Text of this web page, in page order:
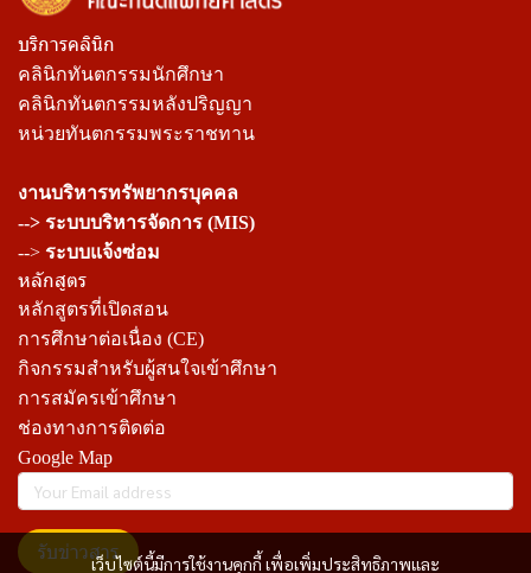
เว็บไซต์นี้มีการใช้งานคุกกี้ เพื่อเพิ่มประสิทธิภาพและ
บริการคลินิก
คลินิกทันตกรรมนักศึกษา
คลินิกทันตกรรมหลังปริญญา
หน่วยทันตกรรมพระราชทาน
งานบริหารทรัพยากรบุคคล
--> ระบบบริหารจัดการ (MIS)
--> ระบบแจ้งซ่อม
หลักสูตร
หลักสูตรที่เปิดสอน
การศึกษาต่อเนื่อง (CE)
กิจกรรมสำหรับผู้สนใจเข้าศึกษา
การสมัครเข้าศึกษา
ช่องทางการติดต่อ
Google Map
รับข่าวสาร